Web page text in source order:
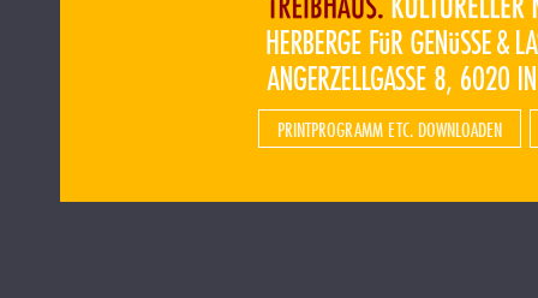
PRINTPROGRAMM ETC. DOWNLOADEN